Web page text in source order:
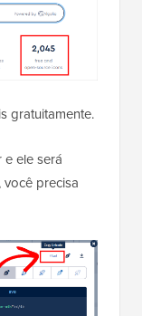
gratuitamente.
ele será
precisa